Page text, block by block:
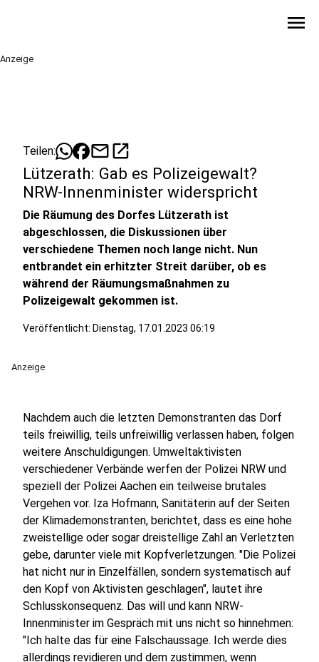
menu
Anzeige
Teilen: mailopen_in_new
Lützerath: Gab es Polizeigewalt?
NRW-Innenminister widerspricht
Die Räumung des Dorfes Lützerath ist
abgeschlossen, die Diskussionen über
verschiedene Themen noch lange nicht. Nun
entbrandet ein erhitzter Streit darüber, ob es
während der Räumungsmaßnahmen zu
Polizeigewalt gekommen ist.
Veröffentlicht: Dienstag, 17.01.2023 06:19
Anzeige
Nachdem auch die letzten Demonstranten das Dorf
teils freiwillig, teils unfreiwillig verlassen haben, folgen
weitere Anschuldigungen. Umweltaktivisten
verschiedener Verbände werfen der Polizei NRW und
speziell der Polizei Aachen ein teilweise brutales
Vergehen vor. Iza Hofmann, Sanitäterin auf der Seiten
der Klimademonstranten, berichtet, dass es eine hohe
zweistellige oder sogar dreistellige Zahl an Verletzten
gebe, darunter viele mit Kopfverletzungen. "Die Polizei
hat nicht nur in Einzelfällen, sondern systematisch auf
den Kopf von Aktivisten geschlagen", lautet ihre
Schlusskonsequenz. Das will und kann NRW-
Innenminister im Gespräch mit uns nicht so hinnehmen:
"Ich halte das für eine Falschaussage. Ich werde dies
allerdings revidieren und dem zustimmen, wenn